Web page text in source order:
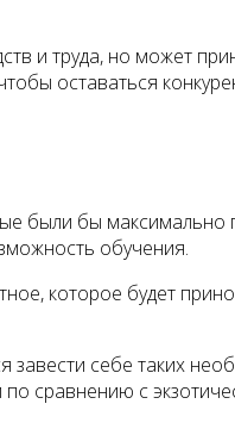
и труда, но может
оставаться
были бы
обучения.
которое будет
завести себе таких
сравнению с